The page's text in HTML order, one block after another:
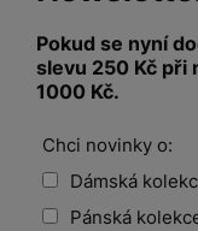
Pokud se nyní
slevu 250 Kč při
1000 Kč.
Chci novinky o:
Dámská
Pánská